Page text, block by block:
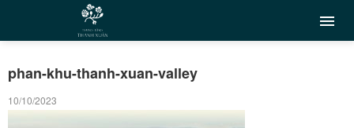
phan-khu-thanh-xuan-valley
10/10/2023